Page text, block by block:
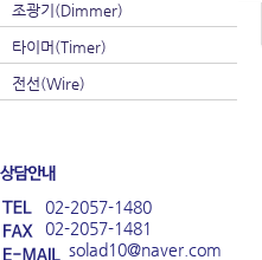
조광기(Dimmer)
타이머(Timer)
전선(Wire)
02-2057-1480
02-2057-1481
solad10@naver.com